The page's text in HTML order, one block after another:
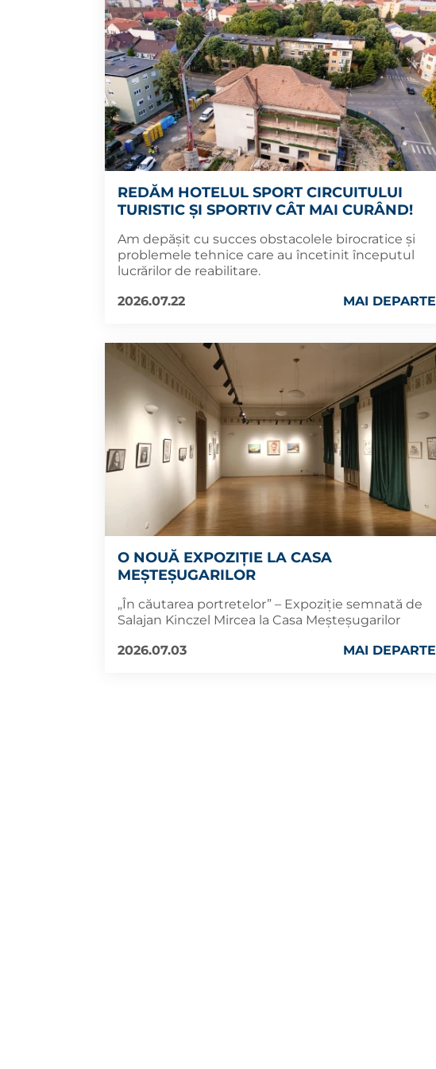
REDĂM HOTELUL SPORT CIRCUITULUI
TURISTIC ȘI SPORTIV CÂT MAI CURÂND!
Am depășit cu succes obstacolele birocratice și
problemele tehnice care au încetinit începutul
lucrărilor de reabilitare.
2026.07.22
MAI DEPARTE
O NOUĂ EXPOZIȚIE LA CASA
MEȘTEȘUGARILOR
„În căutarea portretelor” – Expoziție semnată de
Salajan Kinczel Mircea la Casa Meșteșugarilor
2026.07.03
MAI DEPARTE